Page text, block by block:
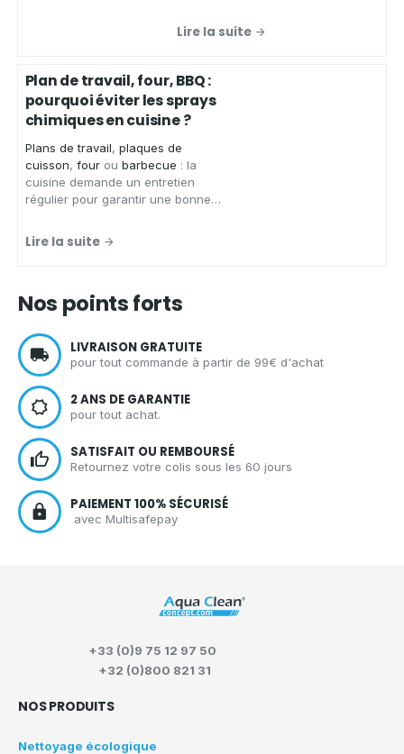
zéro déchet, vous présente ses
etnettoyer
Lire la suite
Plan de travail, four, BBQ :
pourquoi éviter les sprays
chimiques en cuisine ?
Plans de travail, plaques de
cuisson, fourou barbecue : la
cuisine demande un entretien
régulier pour garantir une bonne
spécialiste des solutions
d'entretien écologiques et zéro
écologiquepournettoyer votre
cuisineen toute sérénité.
Lire la suite
Nos points forts
LIVRAISON GRATUITE
pour tout commande à partir de 99€ d'achat
2 ANS DE GARANTIE
pour tout achat.
SATISFAIT OU REMBOURSÉ
Retournez votre colis sous les 60 jours
PAIEMENT 100% SÉCURISÉ
avec Multisafepay
NOS PRODUITS
Nettoyage écologique
+33 (0)9 75 12 97 50
+32 (0)800 821 31